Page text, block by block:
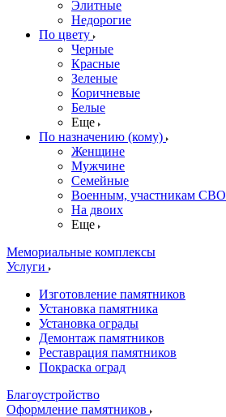
Элитные
Недорогие
По цвету
Черные
Красные
Зеленые
Коричневые
Белые
Еще
По назначению (кому)
Женщине
Мужчине
Семейные
Военным, участникам СВО
На двоих
Еще
Мемориальные комплексы
Услуги
Изготовление памятников
Установка памятника
Установка ограды
Демонтаж памятников
Реставрация памятников
Покраска оград
Благоустройство
Оформление памятников